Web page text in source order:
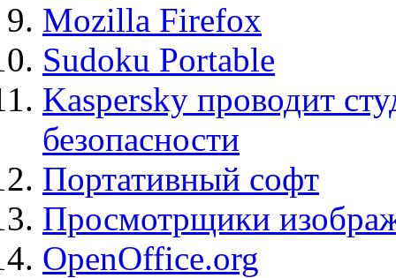
Mozilla Firefox
Sudoku Portable
Kaspersky проводит
безопасности
Портативный софт
Просмотрщики
OpenOffice.org